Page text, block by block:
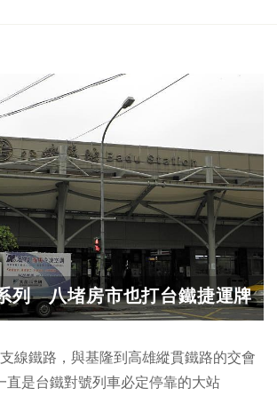
列 八堵房市也打台鐵捷運牌
線鐵路，與基隆到高雄縱貫鐵路的交會
直是台鐵對號列車必定停靠的大站